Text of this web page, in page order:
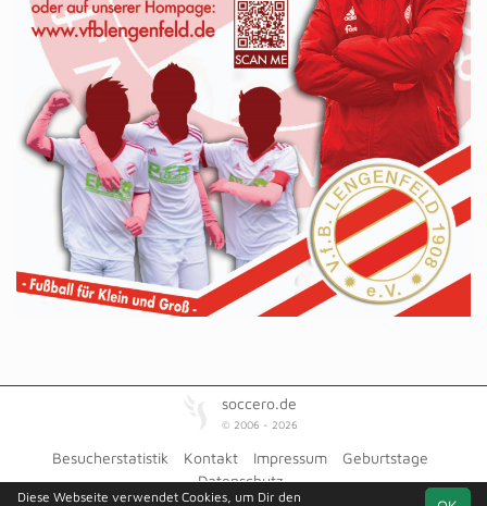
soccero.de
© 2006 - 2026
Besucherstatistik Kontakt Impressum
Geburtstage
Datenschutz
Diese Webseite verwendet Cookies, um Dir den